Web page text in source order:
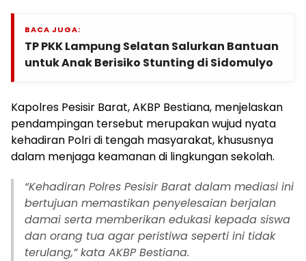
BACA JUGA:
TP PKK Lampung Selatan Salurkan Bantuan
untuk Anak Berisiko Stunting di Sidomulyo
Kapolres Pesisir Barat, AKBP Bestiana, menjelaskan
pendampingan tersebut merupakan wujud nyata
kehadiran Polri di tengah masyarakat, khususnya
dalam menjaga keamanan di lingkungan sekolah.
“Kehadiran Polres Pesisir Barat dalam mediasi ini
bertujuan memastikan penyelesaian berjalan
damai serta memberikan edukasi kepada siswa
dan orang tua agar peristiwa seperti ini tidak
terulang,” kata AKBP Bestiana.